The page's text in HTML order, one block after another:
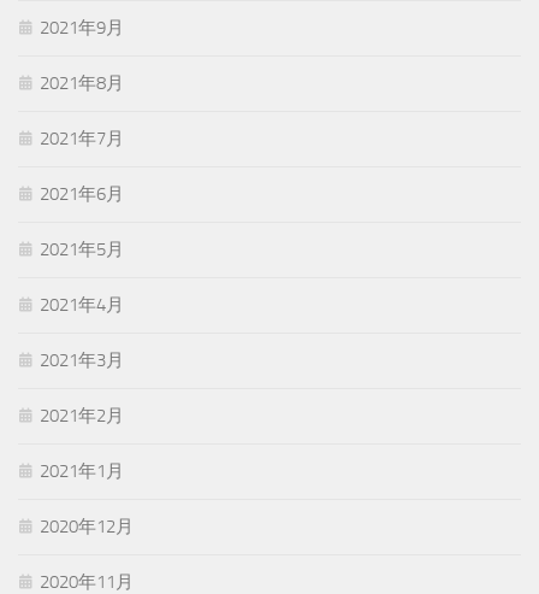
2021年9月
2021年8月
2021年7月
2021年6月
2021年5月
2021年4月
2021年3月
2021年2月
2021年1月
2020年12月
2020年11月